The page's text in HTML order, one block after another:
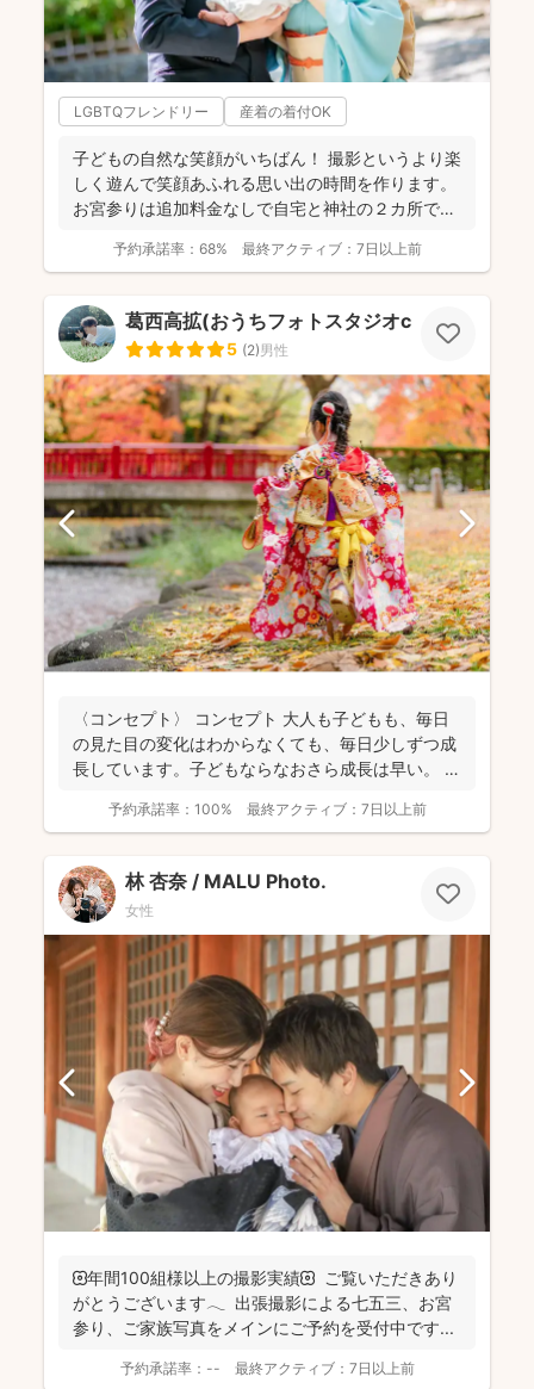
LGBTQフレンドリー 産着の着付OK
子どもの自然な笑顔がいちばん！ 撮影というより楽
しく遊んで笑顔あふれる思い出の時間を作ります。
お宮参りは追加料金なしで自宅と神社の２カ所で撮
予約承諾率： 68% 最終アクティブ： 7日以上前
葛西高拡(おうちフォトスタジオcocofilm)
5 (2)男性
〈コンセプト〉 コンセプト 大人も子どもも、毎日
の見た目の変化はわからなくても、毎日少しずつ成
長しています。子どもならなおさら成長は早い。
予約承諾率： 100% 最終アクティブ： 7日以上前
林 杏奈 / MALU Photo.
女性
🌼年間100組様以上の撮影実績🌼 ご覧いただきあり
がとうございます𓂃 ⁡ 出張撮影による七五三、お宮
参り、ご家族写真をメインにご予約を受付中です...
予約承諾率： -- 最終アクティブ： 7日以上前